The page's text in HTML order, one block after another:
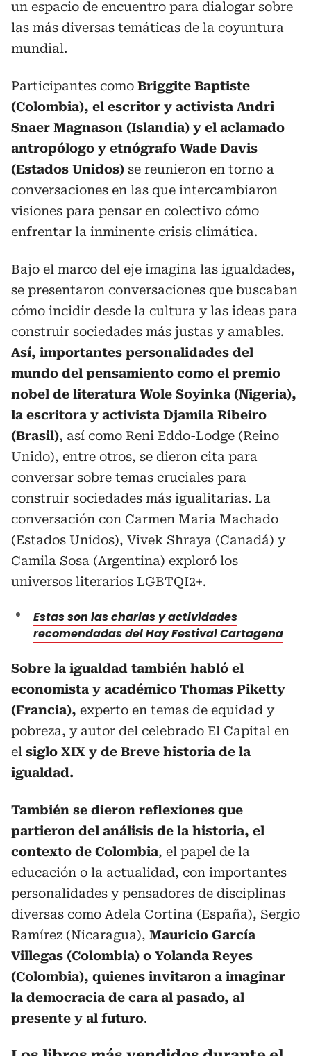
un espacio de encuentro para dialogar sobre
las más diversas temáticas de la coyuntura
mundial.
Participantes como Briggite Baptiste
(Colombia), el escritor y activista Andri
Snaer Magnason (Islandia) y el aclamado
antropólogo y etnógrafo Wade Davis
(Estados Unidos) se reunieron en torno a
conversaciones en las que intercambiaron
visiones para pensar en colectivo cómo
enfrentar la inminente crisis climática.
Bajo el marco del eje imagina las igualdades,
se presentaron conversaciones que buscaban
cómo incidir desde la cultura y las ideas para
construir sociedades más justas y amables.
Así, importantes personalidades del
mundo del pensamiento como el premio
nobel de literatura Wole Soyinka (Nigeria),
la escritora y activista Djamila Ribeiro
(Brasil), así como Reni Eddo-Lodge (Reino
Unido), entre otros, se dieron cita para
conversar sobre temas cruciales para
construir sociedades más igualitarias. La
conversación con Carmen Maria Machado
(Estados Unidos), Vivek Shraya (Canadá) y
Camila Sosa (Argentina) exploró los
universos literarios LGBTQI2+.
Estas son las charlas y actividades
recomendadas del Hay Festival Cartagena
Sobre la igualdad también habló el
economista y académico Thomas Piketty
(Francia), experto en temas de equidad y
pobreza, y autor del celebrado El Capital en
el siglo XIX y de Breve historia de la
igualdad.
También se dieron reflexiones que
partieron del análisis de la historia, el
contexto de Colombia, el papel de la
educación o la actualidad, con importantes
personalidades y pensadores de disciplinas
diversas como Adela Cortina (España), Sergio
Ramírez (Nicaragua), Mauricio García
Villegas (Colombia) o Yolanda Reyes
(Colombia), quienes invitaron a imaginar
la democracia de cara al pasado, al
presente y al futuro.